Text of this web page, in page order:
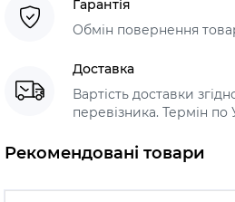
Гарантія
Обмін повернення
Доставка
Вартість доставки
перевізника. Термін по
Рекомендовані товари